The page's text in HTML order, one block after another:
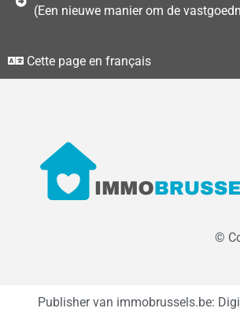
(Een nieuwe manier om de
Cette page en français
©
Publisher van immobrussels.be: